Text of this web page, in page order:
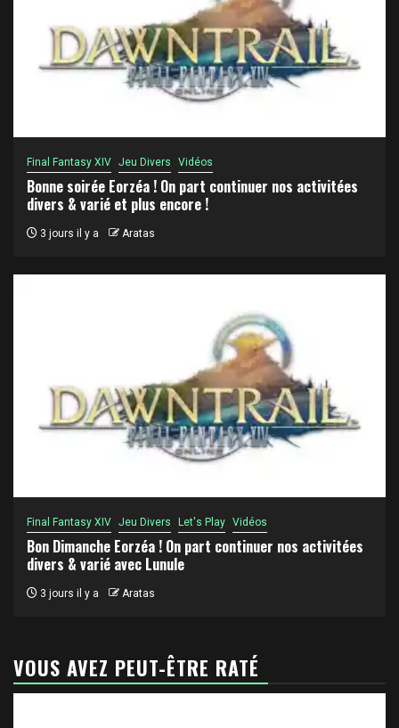
Final Fantasy XIV Jeu Divers Vidéos
Bonne soirée Eorzéa ! On part continuer nos activitées
divers & varié et plus encore !
3 jours il y a Aratas
Final Fantasy XIV Jeu Divers Let's Play Vidéos
Bon Dimanche Eorzéa ! On part continuer nos activitées
divers & varié avec Lunule
3 jours il y a Aratas
VOUS AVEZ PEUT-ÊTRE RATÉ